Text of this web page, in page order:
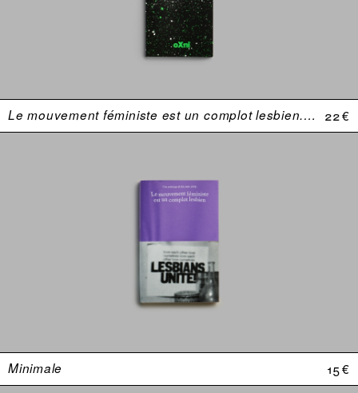
Le mouvement féministe est un complot lesbien. Une anthologie (USA 1969–1974) 22 €
Minimale 15 €